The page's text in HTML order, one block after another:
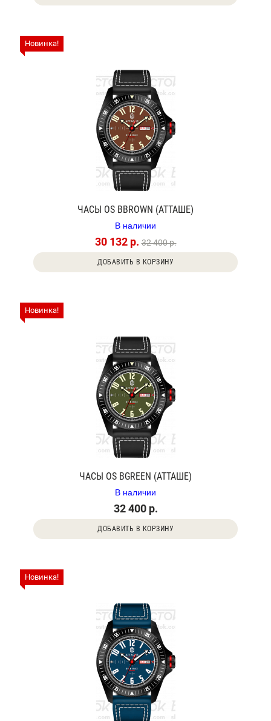
Новинка!
ЧАСЫ OS BBROWN (АТТАШЕ)
В наличии
30 132 р.32 400 р.
ДОБАВИТЬ В КОРЗИНУ
Новинка!
ЧАСЫ OS BGREEN (АТТАШЕ)
В наличии
32 400 р.
ДОБАВИТЬ В КОРЗИНУ
Новинка!